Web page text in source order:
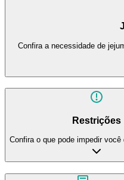
Confira a necessidade de
Restrições
Confira o que pode impedir